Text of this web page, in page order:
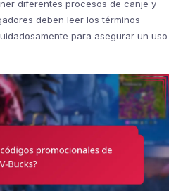
diferentes procesos de canje y
deben leer los términos
para asegurar un uso